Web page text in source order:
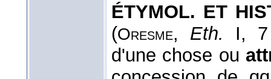
ÉTYMOL. ET
(Oresme, Eth.
I,
d'une chose ou